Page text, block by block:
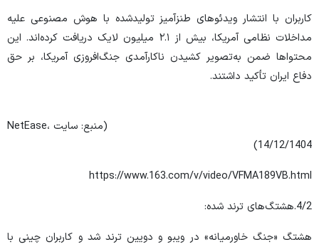
کاربران با انتشار ویدئوهای طنزآمیز تولیدشده با هوش مصنوعی علیه
مداخلات نظامی آمریکا، بیش از ۲.۱ میلیون لایک دریافت کرده‌اند. این
محتواها ضمن به‌تصویر کشیدن ناکارآمدی جنگ‌افروزی آمریکا، بر حق
دفاع ایران تأکید داشتند.
(منبع: سایت NetEase،
14/12/1404)
https://www.163.com/v/video/VFMA189VB.html
4/2.هشتگ‌های ترند شده:
هشتگ «جنگ خاورمیانه» در ویبو و دویین ترند شد و کاربران چینی با